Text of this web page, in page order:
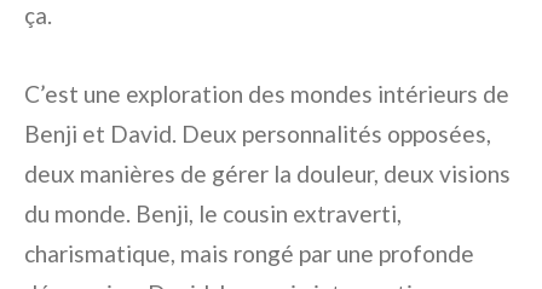
ça.
C’est une exploration des mondes intérieurs de
Benji et David. Deux personnalités opposées,
deux manières de gérer la douleur, deux visions
du monde. Benji, le cousin extraverti,
charismatique, mais rongé par une profonde